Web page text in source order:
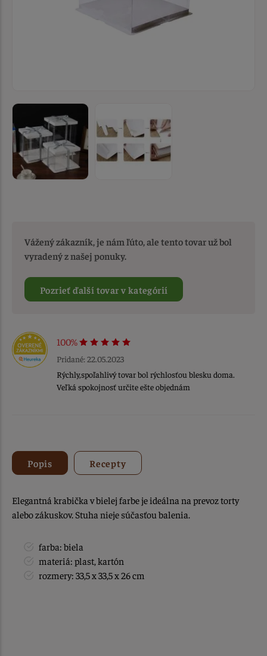
Vážený zákazník, je nám ľúto, ale tento tovar už bol
vyradený z našej ponuky.
Pozrieť ďalší tovar v kategórií
100%
Pridané: 22.05.2023
Rýchly,spoľahlivý tovar bol rýchlosťou blesku doma.
Veľká spokojnosť určite ešte objednám
Popis Recepty
Elegantná krabička v bielej farbe je ideálna na prevoz torty
alebo zákuskov. Stuha nieje súčasťou balenia.
farba: biela
materiá: plast, kartón
rozmery: 33,5 x 33,5 x 26 cm